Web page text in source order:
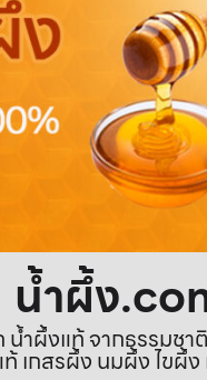
น้ำผึ้ง
ำผึ้งแท้ จากธรรมช
เกสรผึ้ง นมผึ้ง ไข